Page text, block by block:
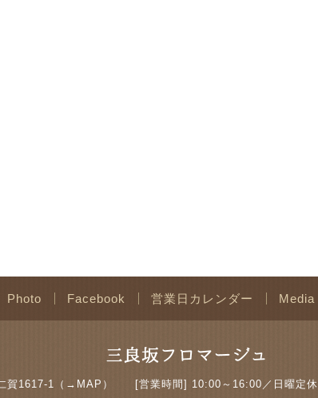
Photo Facebook 営業日カレンダー Media
賀1617-1（→ MAP ） [営業時間] 10:00～16:00／日曜定休